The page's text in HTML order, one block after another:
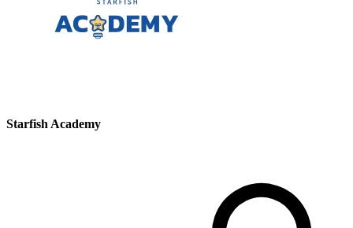
Starfish Academy